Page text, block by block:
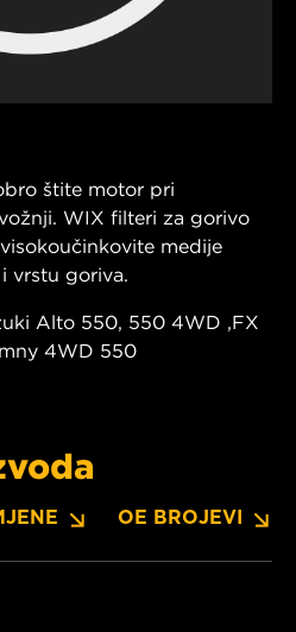
štite motor pri
WIX filteri za gorivo
medije
vrstu goriva.
Alto 550, 550 4WD ,FX
4WD 550
OE BROJEVI